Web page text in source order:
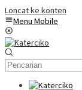
Loncat ke konten
Menu Mobile